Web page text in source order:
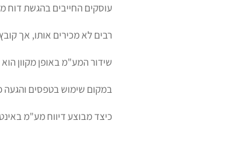
עוסקים החייבים בהגשת דוח
רבים לא מכירים אותו, אך קובץ PCN874 הוא קובץ אשר מאפשר שידור מע"מ באמצעות האינטרנט.
שידור המע"מ באופן מקוון
במקום שימוש בטפסים והגעה
כיצד מבוצע דיווח מע"מ